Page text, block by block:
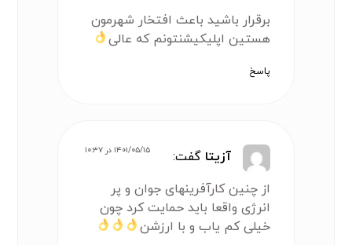
برقرار باشید باعث افتخار شهرمون
هستین اپلیکیشنتونم که عالی
پاسخ
آزیتا گفت: ۱۴۰۱/۰۵/۱۵ در ۱۰:۳۷
از چنین کارآفرینهای جوان و پر
انرژی واقعا باید حمایت کرد چون
خیلی کم یاب و با ارزشن